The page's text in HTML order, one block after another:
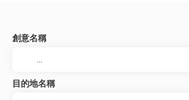
創意名稱
目的地名稱